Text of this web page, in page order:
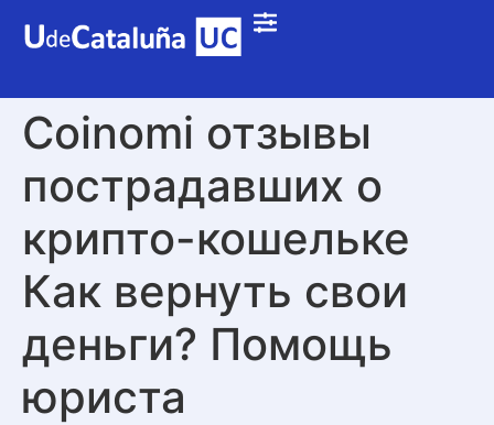
Coinomi отзывы
пострадавших о
крипто-кошельке
Как вернуть свои
деньги? Помощь
юриста